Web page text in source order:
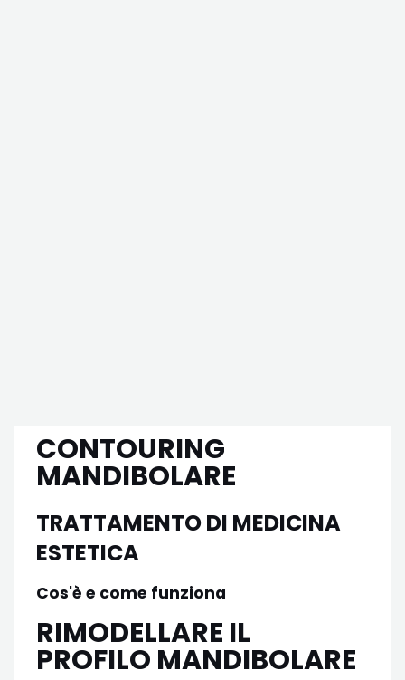
CONTOURING
MANDIBOLARE
TRATTAMENTO DI MEDICINA
ESTETICA
Cos'è e come funziona
RIMODELLARE IL
PROFILO MANDIBOLARE